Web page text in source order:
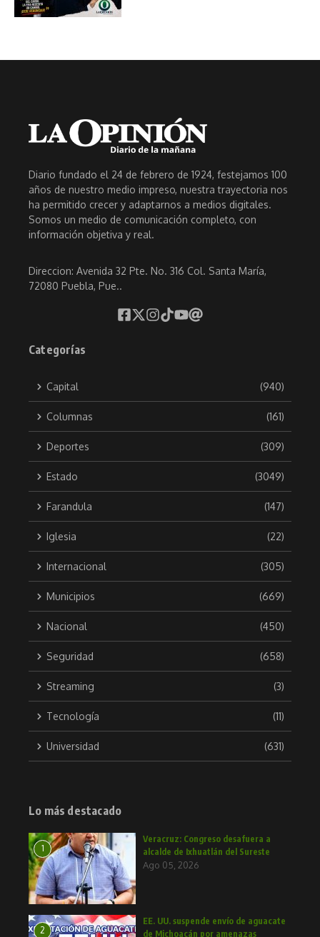
Diario fundado el 24 de febrero de 1924, festejamos 100
años de nuestro medio impreso, nuestra trayectoria nos
ha permitido crecer y adaptarnos a medios digitales.
Somos un medio de comunicación completo, con
información objetiva y real.
Direccion: Avenida 32 Pte. No. 316 Col. Santa María,
72080 Puebla, Pue..
Categorías
Capital (940)
Columnas (161)
Deportes (309)
Estado (3049)
Farandula (147)
Iglesia (22)
Internacional (305)
Municipios (669)
Nacional (450)
Seguridad (658)
Streaming (3)
Tecnología (11)
Universidad (631)
Lo más destacado
1
Veracruz: Congreso desafuera a
alcalde de Ixhuatlán del Sureste
Ago 05, 2026
2
EE. UU. suspende envío de aguacate
de Michoacán por amenazas